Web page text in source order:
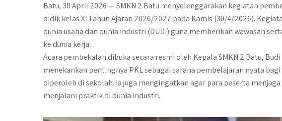
Batu, 30 April 2026 — SMKN 2 Batu menyelenggarakan kegiatan
didik kelas XI Tahun Ajaran 2026/2027 pada Kamis (30/4/2026).
dunia usaha dan dunia industri (DUDI) guna memberikan wawasan
ke dunia kerja.
Acara pembekalan dibuka secara resmi oleh Kepala SMKN 2 Batu,
menekankan pentingnya PKL sebagai sarana pembelajaran nyata
diperoleh di sekolah. Ia juga mengingatkan agar para peserta
menjalani praktik di dunia industri.